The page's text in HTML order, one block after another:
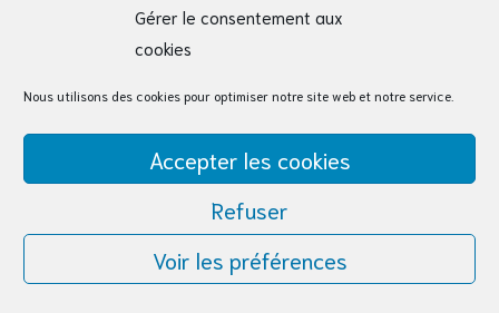
Gérer le consentement aux
cookies
Nous utilisons des cookies pour optimiser notre site web et notre service.
Accepter les cookies
Refuser
Voir les préférences
Présentation
Projet éducatif